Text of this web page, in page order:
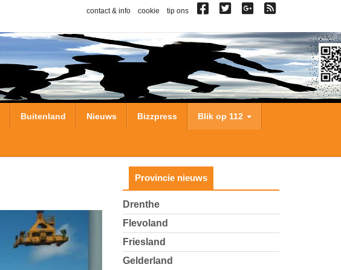
contact & info cookie tip ons
Buitenland Nieuws Bizzpress Blik op 112
Provincie nieuws
Drenthe
Flevoland
Friesland
Gelderland